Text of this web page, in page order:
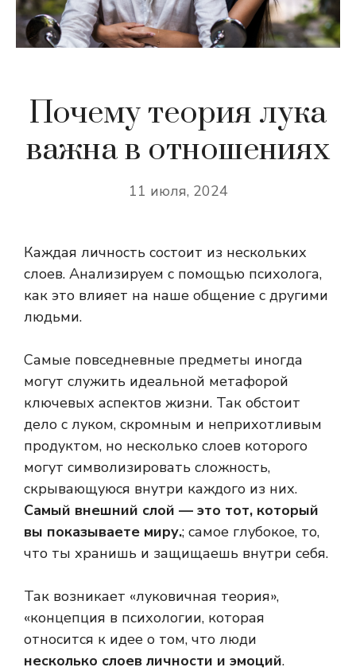
Почему теория лука
важна в отношениях
11 июля, 2024
Каждая личность состоит из нескольких
слоев. Анализируем с помощью психолога,
как это влияет на наше общение с другими
людьми.
Самые повседневные предметы иногда
могут служить идеальной метафорой
ключевых аспектов жизни. Так обстоит
дело с луком, скромным и неприхотливым
продуктом, но несколько слоев которого
могут символизировать сложность,
скрывающуюся внутри каждого из них.
Самый внешний слой — это тот, который
вы показываете миру.; самое глубокое, то,
что ты хранишь и защищаешь внутри себя.
Так возникает «луковичная теория»,
«концепция в психологии, которая
относится к идее о том, что люди
несколько слоев личности и эмоций.